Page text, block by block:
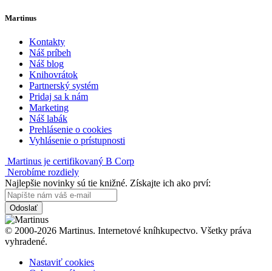
Martinus
Kontakty
Náš príbeh
Náš blog
Knihovrátok
Partnerský systém
Pridaj sa k nám
Marketing
Náš labák
Prehlásenie o cookies
Vyhlásenie o prístupnosti
Martinus je certifikovaný B Corp
Nerobíme rozdiely
Najlepšie novinky sú tie knižné. Získajte ich ako prví:
Odoslať
© 2000-2026 Martinus. Internetové kníhkupectvo. Všetky práva
vyhradené.
Nastaviť cookies